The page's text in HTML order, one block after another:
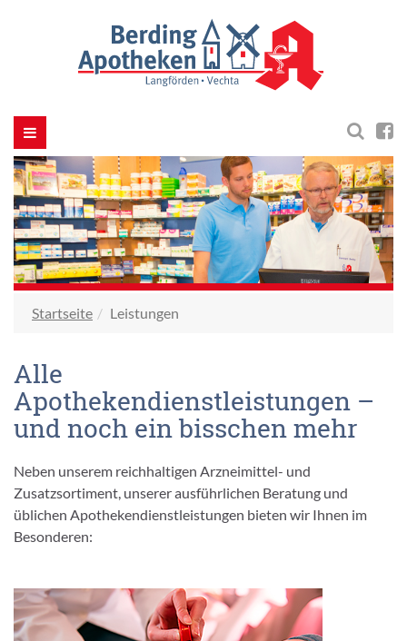
Navigation
ein-/ausblenden
Startseite Leistungen
Alle
Apothekendienstleistungen –
und noch ein bisschen mehr
Neben unserem reichhaltigen Arzneimittel- und
Zusatzsortiment, unserer ausführlichen Beratung und
üblichen Apothekendienstleistungen bieten wir Ihnen im
Besonderen: